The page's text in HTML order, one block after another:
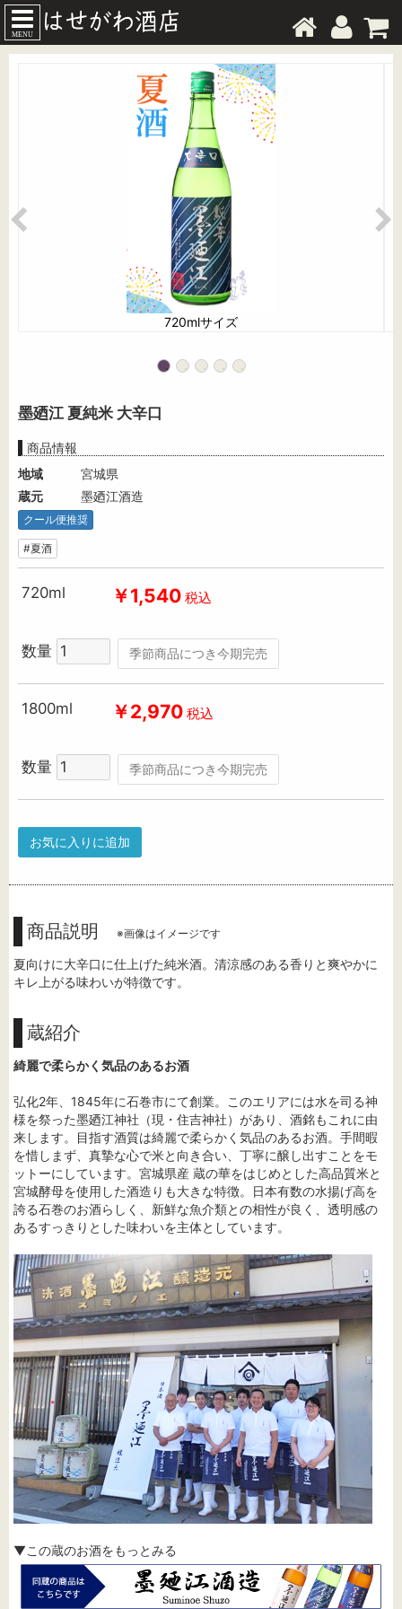
MENU
720mlサイズ
墨廼江 夏純米 大辛口
商品情報
地域
宮城県
蔵元
墨廼江酒造
クール便推奨
#夏酒
720ml ￥1,540 税込
数量 季節商品につき今期完売
1800ml ￥2,970 税込
数量 季節商品につき今期完売
お気に入りに追加
商品説明 ※画像はイメージです
夏向けに大辛口に仕上げた純米酒。清涼感のある香りと爽やかに
キレ上がる味わいが特徴です。
蔵紹介
綺麗で柔らかく気品のあるお酒
弘化2年、1845年に石巻市にて創業。このエリアには水を司る神
様を祭った墨廼江神社（現・住吉神社）があり、酒銘もこれに由
来します。目指す酒質は綺麗で柔らかく気品のあるお酒。手間暇
を惜しまず、真摯な心で米と向き合い、丁寧に醸し出すことをモ
ットーにしています。宮城県産 蔵の華をはじめとした高品質米と
宮城酵母を使用した酒造りも大きな特徴。日本有数の水揚げ高を
誇る石巻のお酒らしく、新鮮な魚介類との相性が良く、透明感の
あるすっきりとした味わいを主体としています。
▼この蔵のお酒をもっとみる